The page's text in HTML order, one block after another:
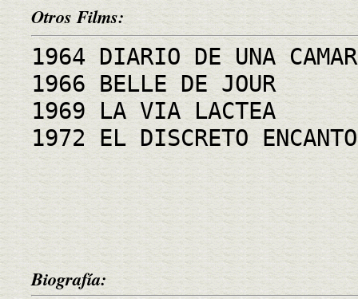
Otros Films:
1964 DIARIO DE UNA
1966 BELLE DE JOUR
1969 LA VIA LACTEA
1972 EL DISCRETO
Biografía: